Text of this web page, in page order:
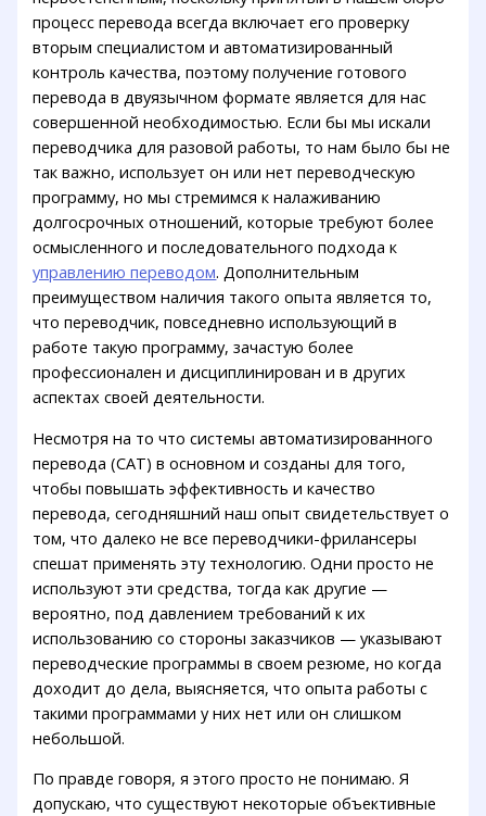
процесс перевода всегда включает его проверку
вторым специалистом и автоматизированный
контроль качества, поэтому получение готового
перевода в двуязычном формате является для нас
совершенной необходимостью. Если бы мы искали
переводчика для разовой работы, то нам было бы не
так важно, использует он или нет переводческую
программу, но мы стремимся к налаживанию
долгосрочных отношений, которые требуют более
осмысленного и последовательного подхода к
управлению переводом. Дополнительным
преимуществом наличия такого опыта является то,
что переводчик, повседневно использующий в
работе такую программу, зачастую более
профессионален и дисциплинирован и в других
аспектах своей деятельности.
Несмотря на то что системы автоматизированного
перевода (CAT) в основном и созданы для того,
чтобы повышать эффективность и качество
перевода, сегодняшний наш опыт свидетельствует о
том, что далеко не все переводчики-фрилансеры
спешат применять эту технологию. Одни просто не
используют эти средства, тогда как другие —
вероятно, под давлением требований к их
использованию со стороны заказчиков — указывают
переводческие программы в своем резюме, но когда
доходит до дела, выясняется, что опыта работы с
такими программами у них нет или он слишком
небольшой.
По правде говоря, я этого просто не понимаю. Я
допускаю, что существуют некоторые объективные